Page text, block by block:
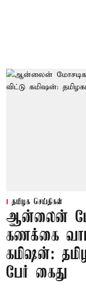
தமிழக செய்திகள்
ஆன்லைன்
கணக்கை
கமிஷன்:
பேர் கைது